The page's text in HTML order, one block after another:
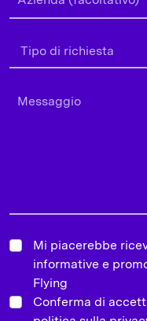
Mi piacerebbe
informative e
Flying
Conferma di